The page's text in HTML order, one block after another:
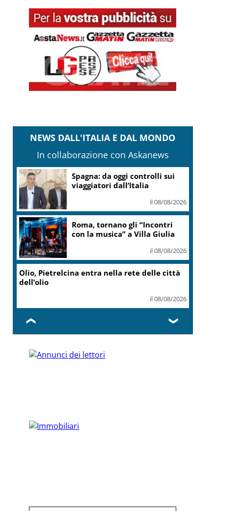
NEWS DALL'ITALIA E DAL MONDO
In collaborazione con Askanews
Spagna: da oggi controlli sui
viaggiatori dall’Italia
il 08/08/2026
Roma, tornano gli “Incontri
con la musica” a Villa Giulia
il 08/08/2026
Olio, Pietrelcina entra nella rete delle città
dell’olio
il 08/08/2026
❮ ❯